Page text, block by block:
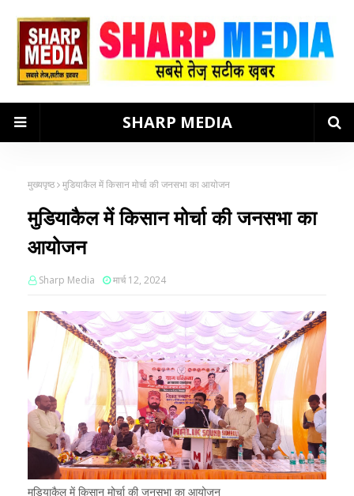
SHARP MEDIA
मुख्यपृष्ठ मुडियाकैल में किसान मोर्चा की जनसभा का आयोजन
मुडियाकैल में किसान मोर्चा की जनसभा का
आयोजन
Sharp Media मार्च 12, 2024
मुडियाकैल में किसान मोर्चा की जनसभा का आयोजन